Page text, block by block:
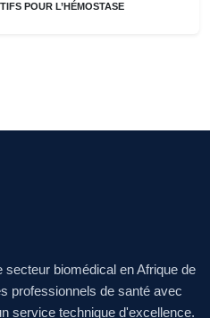
POUR L’HÉMOSTASE
biomédical en Afrique de
professionnels de santé avec
service technique d'excellence.